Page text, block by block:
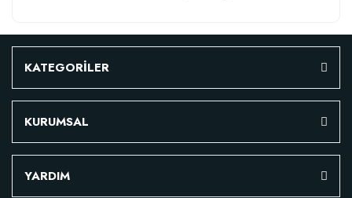
KATEGORİLER
KURUMSAL
YARDIM